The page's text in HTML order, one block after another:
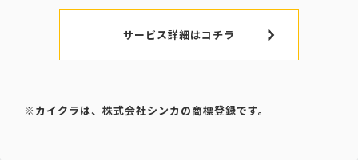
サービス詳細はコチラ
※カイクラは、株式会社シンカの商標登録です。